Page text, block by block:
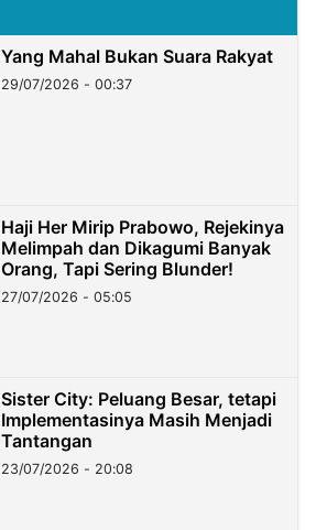
Yang Mahal Bukan Suara Rakyat
29/07/2026 - 00:37
Haji Her Mirip Prabowo, Rejekinya
Melimpah dan Dikagumi Banyak
Orang, Tapi Sering Blunder!
27/07/2026 - 05:05
Sister City: Peluang Besar, tetapi
Implementasinya Masih Menjadi
Tantangan
23/07/2026 - 20:08